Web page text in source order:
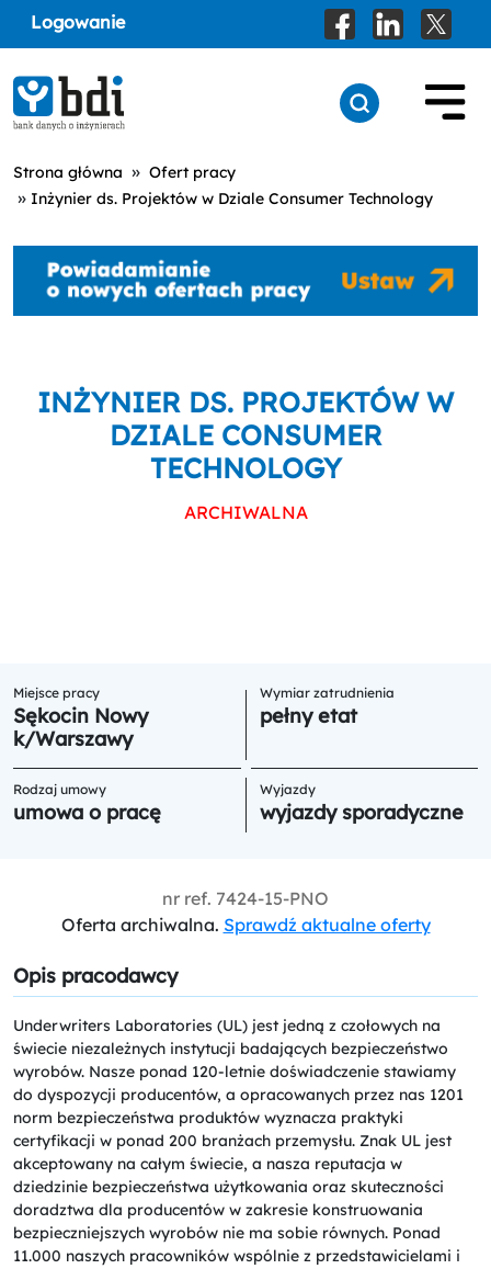
Logowanie
Strona główna » Ofert pracy
» Inżynier ds. Projektów w Dziale Consumer Technology
INŻYNIER DS. PROJEKTÓW W
DZIALE CONSUMER
TECHNOLOGY
ARCHIWALNA
Miejsce pracy
Sękocin Nowy
k/Warszawy
Wymiar zatrudnienia
pełny etat
Rodzaj umowy
umowa o pracę
Wyjazdy
wyjazdy sporadyczne
nr ref. 7424-15-PNO
Oferta archiwalna. Sprawdź aktualne oferty
Opis pracodawcy
Underwriters Laboratories (UL) jest jedną z czołowych na
świecie niezależnych instytucji badających bezpieczeństwo
wyrobów. Nasze ponad 120-letnie doświadczenie stawiamy
do dyspozycji producentów, a opracowanych przez nas 1201
norm bezpieczeństwa produktów wyznacza praktyki
certyfikacji w ponad 200 branżach przemysłu. Znak UL jest
akceptowany na całym świecie, a nasza reputacja w
dziedzinie bezpieczeństwa użytkowania oraz skuteczności
doradztwa dla producentów w zakresie konstruowania
bezpieczniejszych wyrobów nie ma sobie równych. Ponad
11.000 naszych pracowników wspólnie z przedstawicielami i